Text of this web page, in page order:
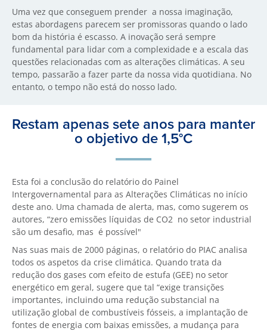
Uma vez que conseguem prender a nossa imaginação,
estas abordagens parecem ser promissoras quando o lado
bom da história é escasso. A inovação será sempre
fundamental para lidar com a complexidade e a escala das
questões relacionadas com as alterações climáticas. A seu
tempo, passarão a fazer parte da nossa vida quotidiana. No
entanto, o tempo não está do nosso lado.
Restam apenas sete anos para manter
o objetivo de 1,5°C
Esta foi a conclusão do relatório do Painel
Intergovernamental para as Alterações Climáticas no início
deste ano. Uma chamada de alerta, mas, como sugerem os
autores, “zero emissões líquidas de CO2 no setor industrial
são um desafio, mas é possível"
Nas suas mais de 2000 páginas, o relatório do PIAC analisa
todos os aspetos da crise climática. Quando trata da
redução dos gases com efeito de estufa (GEE) no setor
energético em geral, sugere que tal “exige transições
importantes, incluindo uma redução substancial na
utilização global de combustíveis fósseis, a implantação de
fontes de energia com baixas emissões, a mudança para